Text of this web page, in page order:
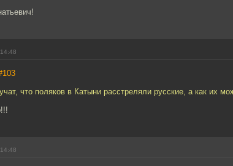
что поляков в Катыни расстреляли русские, а как их